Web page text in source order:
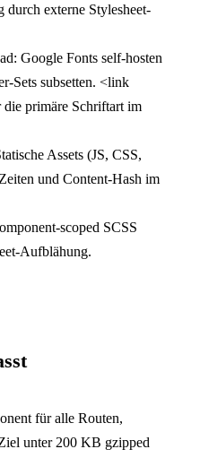
externe Stylesheet-
Google Fonts self-hosten
Sets subsetten. <link
primäre Schriftart im
Assets (JS, CSS,
und Content-Hash im
scoped SCSS
Aufblähung.
für alle Routen,
unter 200 KB gzipped